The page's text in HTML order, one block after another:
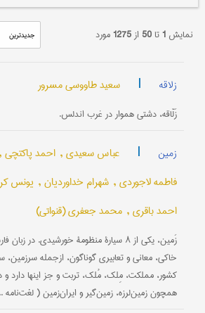
نمایش 1تا50 از1275مورد
زلاقه | سعید طاووسی مسرور
زَلّاقه، دشتی هموار در غرب اندلس.
زمین | عباس سعیدی , احمد پاکتچی ,
فاطمه لاجوردی , شهرام خداوردیان , یونس
احمد باقری , محمد جعفری (قنواتی)
زَمین، یکی از ۸ سیارۀ منظومۀ خورشیدی. در
خاکی، معانی و تعابیری گوناگون، ازجمله
کشور، مملکت، مِلک، مُلک، تربت و جز اینها دارد و
همچون زمین‌لرزه، زمین‌گیر و ایران‌زمین ( لغت‌نامه